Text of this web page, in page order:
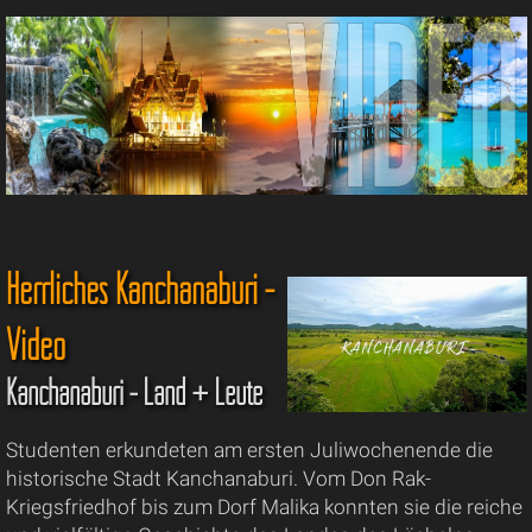
Herrliches Kanchanaburi -
Video
Kanchanaburi - Land + Leute
Studenten erkundeten am ersten Juliwochenende die
historische Stadt Kanchanaburi. Vom Don Rak-
Kriegsfriedhof bis zum Dorf Malika konnten sie die reiche